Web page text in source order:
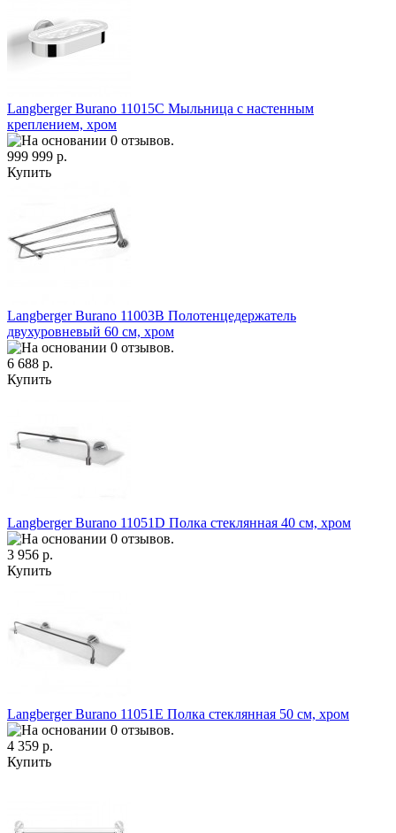
Langberger Burano 11015C Мыльница с настенным
креплением, хром
999 999 р.
Купить
Langberger Burano 11003B Полотенцедержатель
двухуровневый 60 см, хром
6 688 р.
Купить
Langberger Burano 11051D Полка стеклянная 40 см, хром
3 956 р.
Купить
Langberger Burano 11051E Полка стеклянная 50 см, хром
4 359 р.
Купить